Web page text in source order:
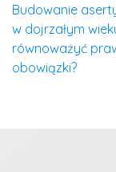
Budowanie
w dojrzałym
równoważyć
obowiązki?